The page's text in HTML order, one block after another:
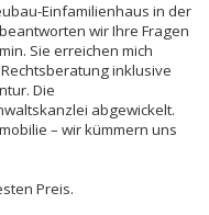
Einfamilienhaus in der
wir Ihre Fragen
Sie erreichen mich
inklusive
Die
abgewickelt.
– wir kümmern uns
Preis.